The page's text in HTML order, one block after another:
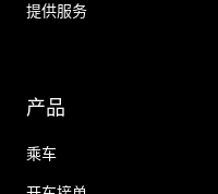
提供服务
产品
乘车